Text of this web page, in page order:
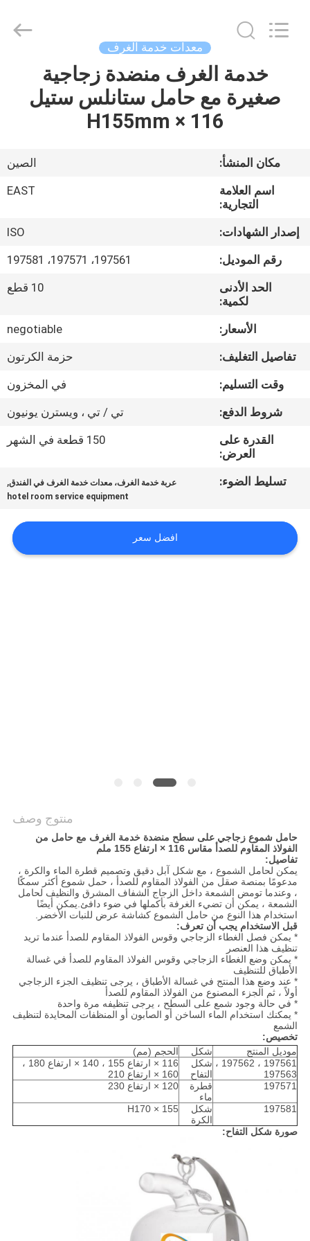
أشرطة
فيديو
معلومات
جولة
المعمل
رقابة
جودة
أخبار
equipments
limited.
معدات خدمة الغرف
خدمة الغرف منضدة زجاجية
صغيرة مع حامل ستانلس ستيل
116 × H155mm
مكان المنشأ:
الصين
اسم العلامة
التجارية:
EAST
إصدار الشهادات:
ISO
رقم الموديل:
197561، 197571، 197581
الحد الأدنى
لكمية:
10 قطع
الأسعار:
negotiable
تفاصيل التغليف:
حزمة الكرتون
وقت التسليم:
في المخزون
شروط الدفع:
تي / تي ، ويسترن يونيون
القدرة على
العرض:
150 قطعة في الشهر
تسليط الضوء: عربة خدمة الغرف، معدات خدمة الغرف في الفندق,
hotel room service equipment
افضل سعر
منتوج وصف
حامل شموع زجاجي على سطح منضدة خدمة الغرف مع حامل من
الفولاذ المقاوم للصدأ مقاس 116 × ارتفاع 155 ملم
تفاصيل:
يمكن لحامل الشموع ، مع شكل آبل دقيق وتصميم قطرة الماء والكرة ،
مدعومًا بمنصة صقل من الفولاذ المقاوم للصدأ ، حمل شموع أكثر سمكًا
، وعندما تومض الشمعة داخل الزجاج الشفاف المشرق والنظيف لحامل
الشمعة ، يمكن أن تضيء الغرفة بأكملها في ضوء دافئ.يمكن أيضًا
استخدام هذا النوع من حامل الشموع كشاشة عرض للنبات الأخضر.
قبل الاستخدام يجب أن تعرف:
* يمكن فصل الغطاء الزجاجي وقوس الفولاذ المقاوم للصدأ عندما تريد
تنظيف هذا العنصر
* يمكن وضع الغطاء الزجاجي وقوس الفولاذ المقاوم للصدأ في غسالة
الأطباق للتنظيف
* عند وضع هذا المنتج في غسالة الأطباق ، يرجى تنظيف الجزء الزجاجي
أولاً ، ثم الجزء المصنوع من الفولاذ المقاوم للصدأ
* في حالة وجود شمع على السطح ، يرجى تنظيفه مرة واحدة
* يمكنك استخدام الماء الساخن أو الصابون أو المنظفات المحايدة لتنظيف
الشمع
تخصيص:
موديل المنتج
شكل
الحجم (مم)
197561 ، 197562 ،
197563
شكل
التفاح
116 × ارتفاع 155 ، 140 × ارتفاع 180 ،
160 × ارتفاع 210
197571
قطرة
ماء
120 × ارتفاع 230
197581
شكل
الكرة
155 × H170
صورة شكل التفاح: